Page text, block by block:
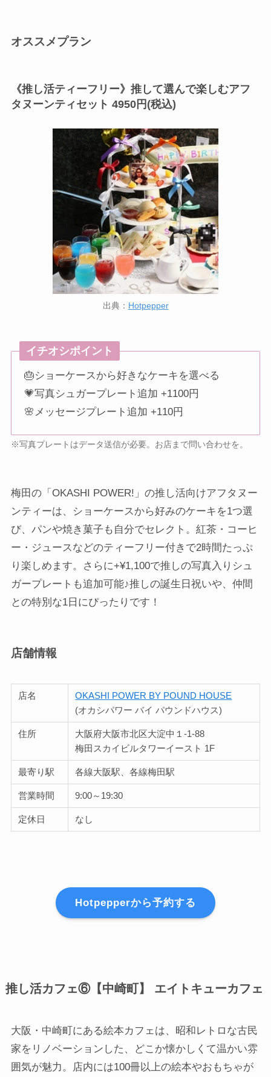
オススメプラン
《推し活ティーフリー》推して選んで楽しむアフ
タヌーンティセット 4950円(税込)
出典： Hotpepper
イチオシポイント
🎂ショーケースから好きなケーキを選べる
💗写真シュガープレート追加 +1100円
🌸メッセージプレート追加 +110円
※写真プレートはデータ送信が必要。お店まで問い合わせを。
梅田の「OKASHI POWER!」の推し活向けアフタヌー
ンティーは、ショーケースから好みのケーキを1つ選
び、パンや焼き菓子も自分でセレクト。紅茶・コーヒ
ー・ジュースなどのティーフリー付きで2時間たっぷ
り楽しめます。さらに+¥1,100で推しの写真入りシュ
ガープレートも追加可能♪推しの誕生日祝いや、仲間
との特別な1日にぴったりです！
店舗情報
店名
OKASHI POWER BY POUND HOUSE
(オカシパワー バイ パウンドハウス)
住所
大阪府大阪市北区大淀中１-1-88
梅田スカイビルタワーイースト 1F
最寄り駅 各線大阪駅、各線梅田駅
営業時間 9:00～19:30
定休日 なし
Hotpepperから予約する
推し活カフェ⑥【中崎町】 エイトキューカフェ
大阪・中崎町にある絵本カフェは、昭和レトロな古民
家をリノベーションした、どこか懐かしくて温かい雰
囲気が魅力。店内には100冊以上の絵本やおもちゃが